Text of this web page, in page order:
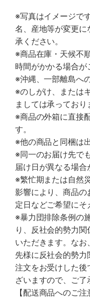
※写真はイメージで
名、産地等が変更に
承ください。
※商品在庫・天候不
時間がかかる場合が
※沖縄、一部離島へ
※のしがけ、または
ましては承っており
※商品の外箱に直接
す。
※他の商品と同梱は
※同一のお届け先で
届け日が異なる場合
※繁忙期または自然
影響により、商品
定日などご希望にそ
※暴力団排除条例の
り、反社会的勢力
いただきます。な
先様に反社会的勢
注文をお受けした
ざいますので、ご了
【配送商品へのご注